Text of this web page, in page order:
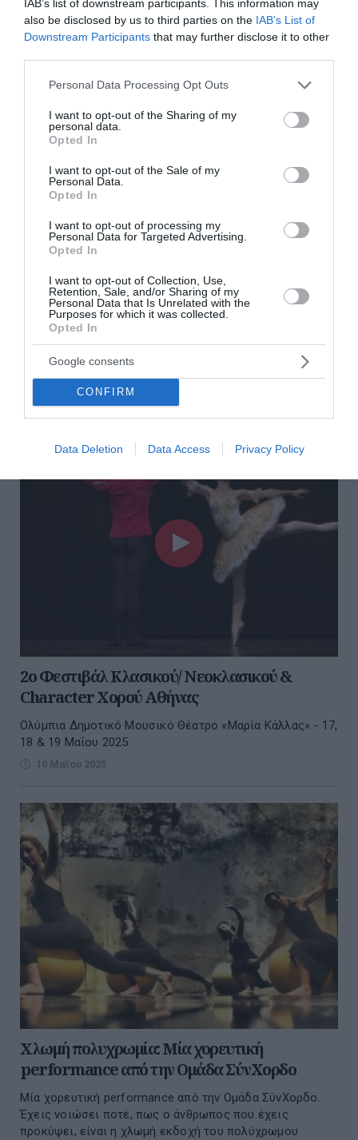
IAB’s list of downstream participants. This information may
also be disclosed by us to third parties on the IAB’s List of
Downstream Participants that may further disclose it to other
Please note that this website/app uses one or more Google
not limited to your visit or usage behaviour. You may click to
grant or deny consent to Google and its third-party tags to
use your data for below specified purposes in below Google
consent section.
Personal Data Processing Opt Outs
I want to opt-out of the Sharing of my
personal data.
Opted In
I want to opt-out of the Sale of my
Personal Data.
Opted In
I want to opt-out of processing my
Personal Data for Targeted Advertising.
Opted In
I want to opt-out of Collection, Use,
Retention, Sale, and/or Sharing of my
Personal Data that Is Unrelated with the
Purposes for which it was collected.
Opted In
Google consents
CONFIRM
Data Deletion Data Access Privacy Policy
18 Ιουλίου 2025
2ο Φεστιβάλ Κλασικού / Νεοκλασικού &
Character Χορού Αθήνας
Ολύμπια Δημοτικό Μουσικό Θέατρο «Μαρία Κάλλας» / 17,
18 και 19 Μαΐου
16 Μαΐου 2025
2ο Φεστιβάλ Κλασικού/ Νεοκλασικού &
Character Χορού Αθήνας
Ολύμπια Δημοτικό Μουσικό Θέατρο «Μαρία Κάλλας» - 17,
18 & 19 Μαΐου 2025
10 Μαΐου 2025
Χλωμή πολυχρωμία: Μία χορευτική
performance από την Ομάδα ΣύνΧορδο
Μία χορευτική performance από την Ομάδα ΣύνΧορδο.
Έχεις νοιώσει ποτέ, πως ο άνθρωπος που έχεις
προκύψει, είναι η χλωμή εκδοχή του πολύχρωμου